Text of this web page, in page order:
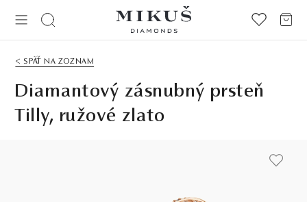
< SPÄŤ NA ZOZNAM
Diamantový zásnubný prsteň
Tilly, ružové zlato